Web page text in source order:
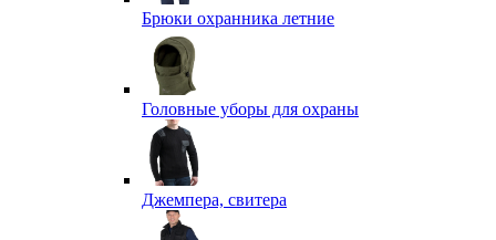
Брюки охранника летние
Головные уборы для охраны
Джемпера, свитера